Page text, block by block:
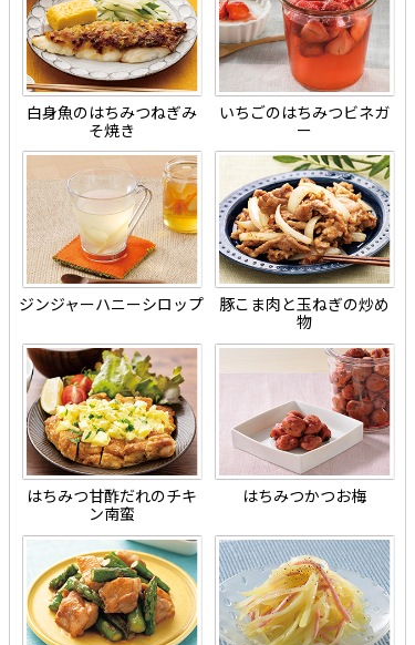
白身魚のはちみつねぎみ
そ焼き
いちごのはちみつビネガ
ー
ジンジャーハニーシロップ
豚こま肉と玉ねぎの炒め
物
はちみつ甘酢だれのチキ
ン南蛮
はちみつかつお梅